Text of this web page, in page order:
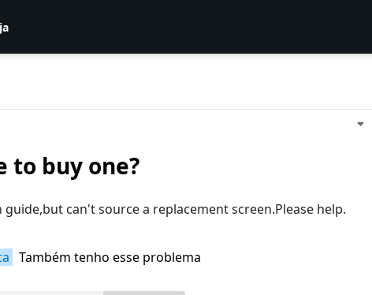
to buy one?
can't source a replacement screen.Please help.
Também tenho esse problema